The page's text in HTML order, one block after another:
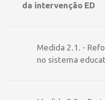
da intervenção ED
Medida 2.1. -
no sistema